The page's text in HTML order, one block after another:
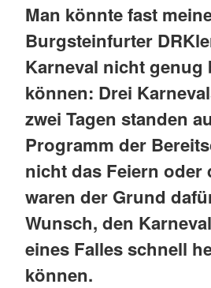
Man könnte fast
Burgsteinfurter
Karneval nicht genug
können: Drei
zwei Tagen standen
Programm der
nicht das Feiern oder
waren der Grund
Wunsch, den
eines Falles schnell
können.